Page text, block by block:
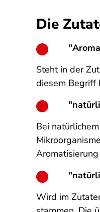
Die
Steht in der
diesem Begriff
Bei
Wird im